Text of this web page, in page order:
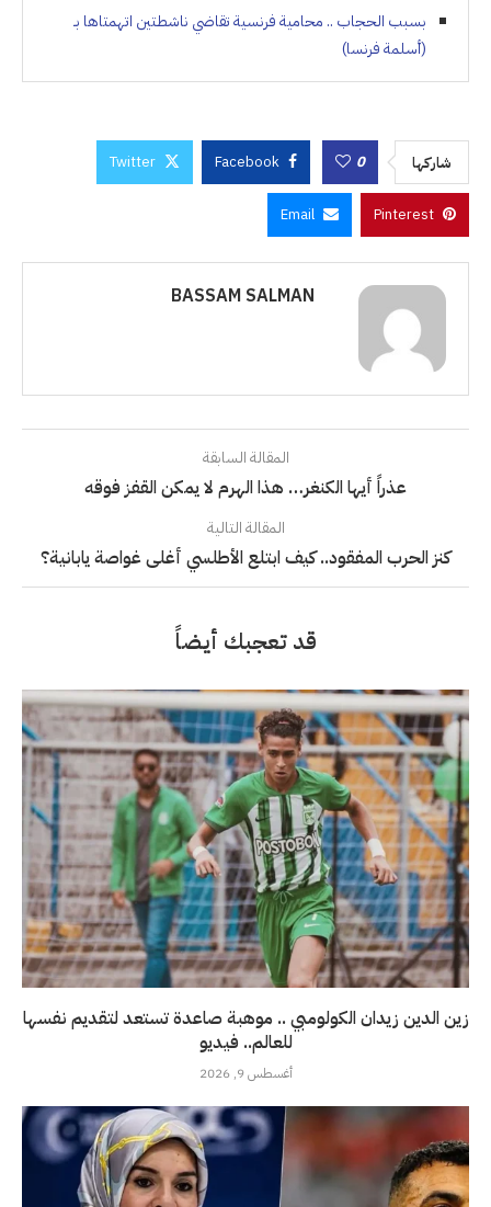
بسبب الحجاب .. محامية فرنسية تقاضي ناشطتين اتهمتاها بـ
(أسلمة فرنسا)
شاركها 0
Facebook
Twitter
Pinterest
Email
BASSAM SALMAN
المقالة السابقة
عذراً أيها الكنغر… هذا الهرم لا يمكن القفز فوقه
المقالة التالية
كنز الحرب المفقود.. كيف ابتلع الأطلسي أغلى غواصة يابانية؟
قد تعجبك أيضاً
زين الدين زيدان الكولومبي .. موهبة صاعدة تستعد لتقديم نفسها
للعالم.. فيديو
أغسطس 9, 2026